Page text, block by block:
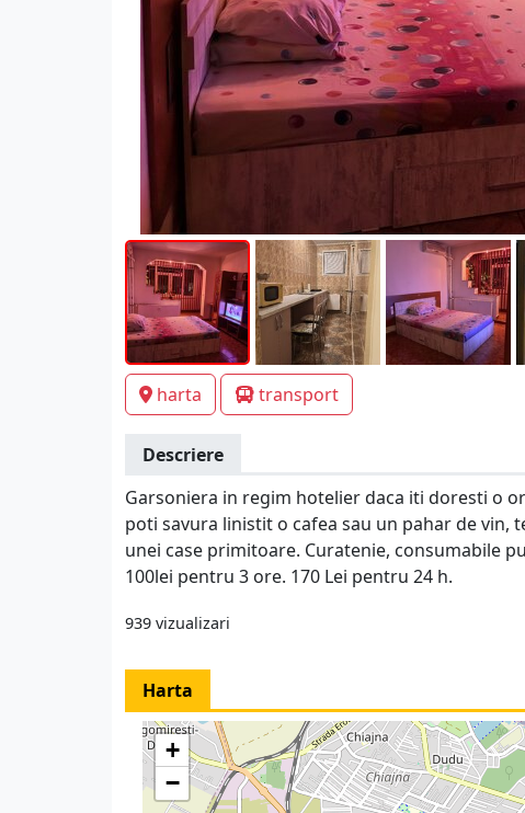
harta transport
Descriere
Garsoniera in regim hotelier daca iti doresti o
poti savura linistit o cafea sau un pahar de
unei case primitoare. Curatenie, consumabile
100lei pentru 3 ore. 170 Lei pentru 24 h.
939 vizualizari
Harta
+
−